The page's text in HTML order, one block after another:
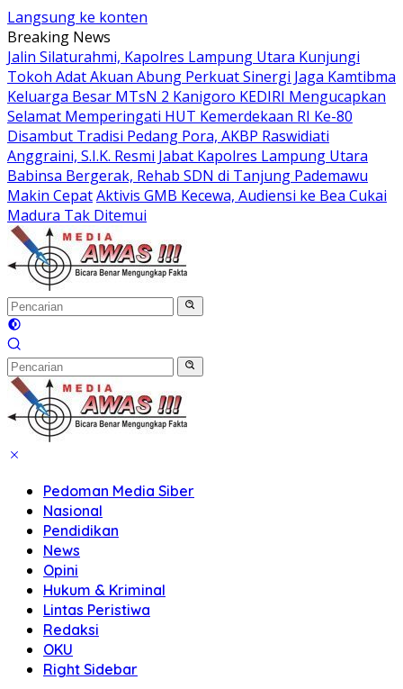
Langsung ke konten
Breaking News
Jalin Silaturahmi, Kapolres Lampung Utara Kunjungi
Tokoh Adat Akuan Abung Perkuat Sinergi Jaga Kamtibma
Keluarga Besar MTsN 2 Kanigoro KEDIRI Mengucapkan
Selamat Memperingati HUT Kemerdekaan RI Ke-80
Disambut Tradisi Pedang Pora, AKBP Raswidiati
Anggraini, S.I.K. Resmi Jabat Kapolres Lampung Utara
Babinsa Bergerak, Rehab SDN di Tanjung Pademawu
Makin CepatAktivis GMB Kecewa, Audiensi ke Bea Cukai
Madura Tak Ditemui
Pedoman Media Siber
Nasional
Pendidikan
News
Opini
Hukum & Kriminal
Lintas Peristiwa
Redaksi
OKU
Right Sidebar